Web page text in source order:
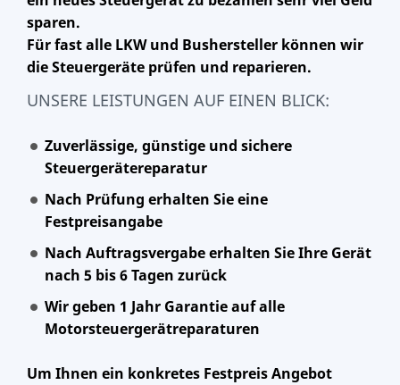
sparen.
Für fast alle LKW und Bushersteller können wir
die Steuergeräte prüfen und reparieren.
UNSERE LEISTUNGEN AUF EINEN BLICK:
Zuverlässige, günstige und sichere
Steuergerätereparatur
Nach Prüfung erhalten Sie eine
Festpreisangabe
Nach Auftragsvergabe erhalten Sie Ihre Gerät
nach 5 bis 6 Tagen zurück
Wir geben 1 Jahr Garantie auf alle
Motorsteuergerätreparaturen
Um Ihnen ein konkretes Festpreis Angebot